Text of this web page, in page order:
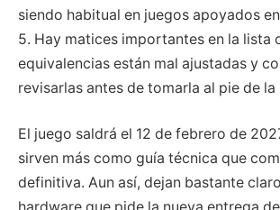
siendo habitual en juegos apoyados
5. Hay matices importantes en la lista
equivalencias están mal ajustadas y
revisarlas antes de tomarla al pie de la
El juego saldrá el 12 de febrero de
sirven más como guía técnica que
definitiva. Aun así, dejan bastante